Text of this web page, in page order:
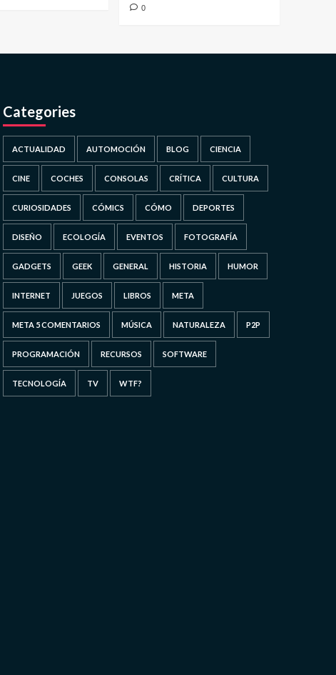
0
Categories
ACTUALIDAD AUTOMOCIÓN BLOG CIENCIA
CINE COCHES CONSOLAS CRÍTICA CULTURA
CURIOSIDADES CÓMICS CÓMO DEPORTES
DISEÑO ECOLOGÍA EVENTOS FOTOGRAFÍA
GADGETS GEEK GENERAL HISTORIA HUMOR
INTERNET JUEGOS LIBROS META
META 5 COMENTARIOS MÚSICA NATURALEZA P2P
PROGRAMACIÓN RECURSOS SOFTWARE
TECNOLOGÍA TV WTF?